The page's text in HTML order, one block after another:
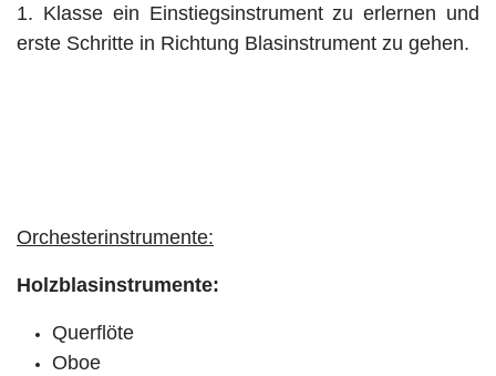
1. Klasse ein Einstiegsinstrument zu erlernen und
erste Schritte in Richtung Blasinstrument zu gehen.
Orchesterinstrumente:
Holzblasinstrumente:
Querflöte
Oboe